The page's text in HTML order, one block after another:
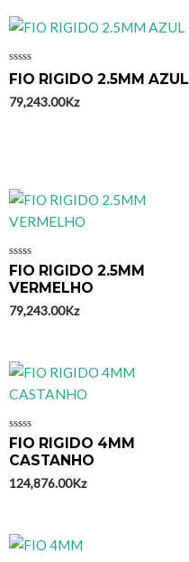
Avaliação
0
de
5
FIO RIGIDO 2.5MM AZUL
79,243.00Kz
Avaliação
0
de
5
FIO RIGIDO 2.5MM
VERMELHO
79,243.00Kz
Avaliação
0
de
5
FIO RIGIDO 4MM
CASTANHO
124,876.00Kz